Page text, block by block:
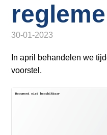
t
n
a
30-01-2023
In april behandelen we
voorstel.